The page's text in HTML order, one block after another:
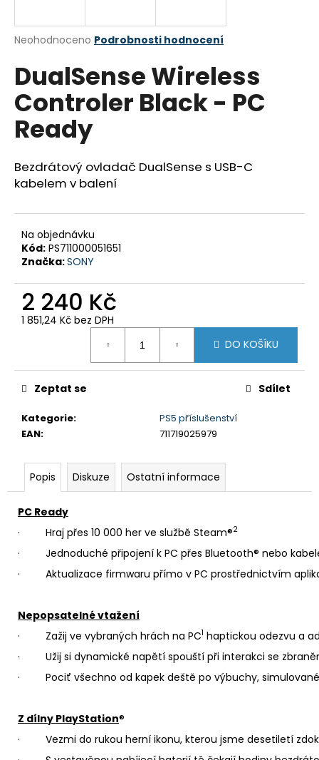
Průměrné
produktu
je
0,0
z
5
hvězdiček.
Neohodnoceno Podrobnosti hodnocení
DualSense Wireless
Controler Black - PC
Ready
Bezdrátový ovladač DualSense s USB-C
kabelem v balení
Na objednávku
Kód: PS711000051651
Značka:SONY
2 240 Kč
1 851,24 Kč bez DPH
DO KOŠÍKU
Kategorie:
PS5 příslušenství
EAN: 711719025979
Zeptat se Sdílet
Popis Diskuze Ostatní informace
PC Ready
· Hraj přes 10 000 her ve službě Steam®2
· Jednoduché připojení k PC přes Bluetooth® nebo
· Aktualizace firmwaru přímo v PC prostřednictvím
Nepopsatelné vtažení
· Zažij ve vybraných hrách na PC1 haptickou odezvu a
· Užij si dynamické napětí spouští při interakci se
· Pociť všechno od kapek deště po výbuchy,
Z dílny PlayStation®
· Vezmi do rukou herní ikonu, kterou jsme desetiletí
j
t
?
HLEDAT
D
o
p
r
u
č
e
m
BRAVIA
(K75XR35M2PB.CEI)
34
999
Kč